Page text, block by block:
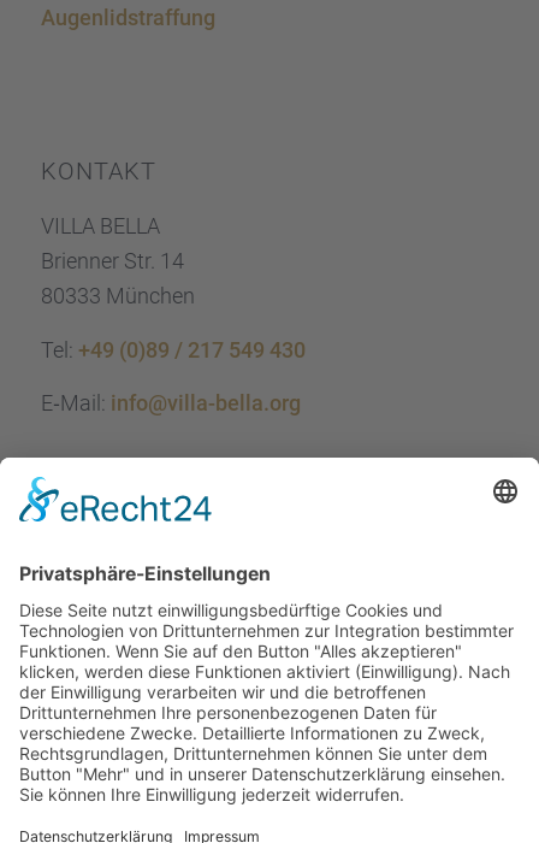
Augen­lid­s­traf­fung
KONTAKT
VILLA BELLA
Brien­ner Str. 14
80333 München
Tel: +49 (0)89 / 217 549 430
E‑Mail: info@villa-bella.org
ÖFFNUNGS­ZEI­TEN
Mo-Do: 09:00 — 20:00 Uhr
Fr: 09:00 — 18:00 Uhr
Sa*: 10:00 — 18:00 Uhr
*auf Anfrage 3x im Monat